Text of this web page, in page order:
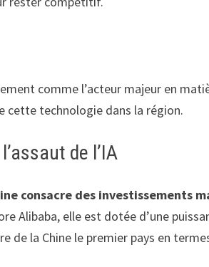
comme l’acteur majeur en
cette technologie dans la région.
de l’IA
consacre des investissements
Alibaba, elle est dotée d’une
de la Chine le premier pays en